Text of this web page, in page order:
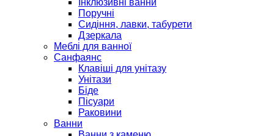
Інклюзивні ванни
Поручні
Сидіння, лавки, табурети
Дзеркала
Меблі для ванної
Санфаянс
Клавіші для унітазу
Унітази
Біде
Пісуари
Раковини
Ванни